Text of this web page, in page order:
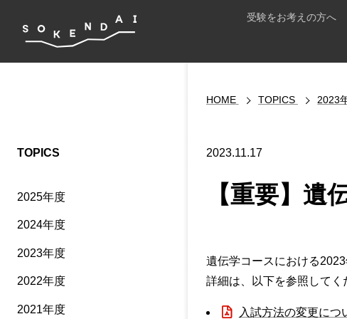
受験をお考えの方へ
HOME TOPICS 2023
2023.11.17
【重要】遺
遺伝学コースにおける
詳細は、以下を参照してく
入試方法の変更につ
TOPICS
2025年度
2024年度
2023年度
2022年度
2021年度